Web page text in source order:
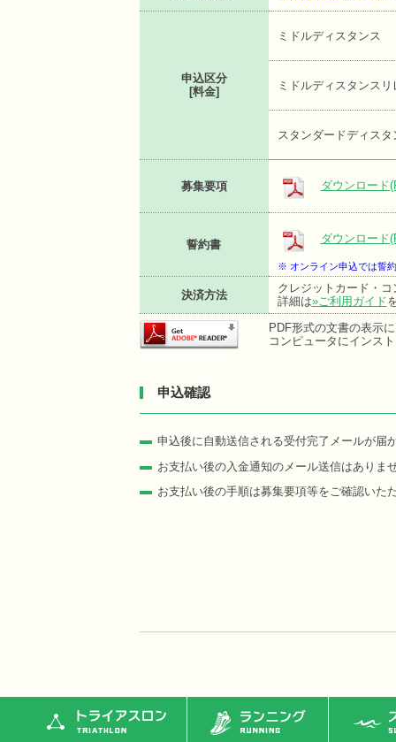
申込区分
[料金]
ミドルディスタンス
ミドルディスタンスリ
スタンダードディスタ
募集要項 ダウンロード
誓約書 ダウンロード
※ オンライン申込では誓
決済方法
クレジットカード・
詳細は»ご利用ガイド
PDF形式の文書の表示
コンピュータにインス
申込確認
申込後に自動送信される受付完了メールが届
お支払い後の入金通知のメール送信はありま
お支払い後の手順は募集要項等をご確認いた
トライアスロン ランニング ス